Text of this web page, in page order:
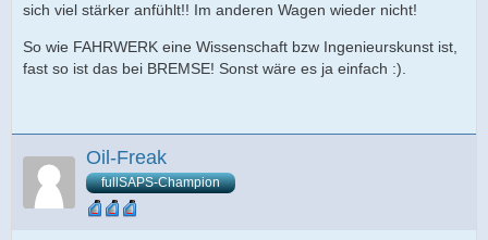
sich viel stärker anfühlt!! Im anderen Wagen wieder nicht!
So wie FAHRWERK eine Wissenschaft bzw Ingenieurskunst ist,
fast so ist das bei BREMSE! Sonst wäre es ja einfach :).
Oil-Freak
fullSAPS-Champion